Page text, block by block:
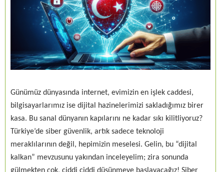
Günümüz dünyasında internet, evimizin en işlek caddesi,
bilgisayarlarımız ise dijital hazinelerimizi sakladığımız birer
kasa. Bu sanal dünyanın kapılarını ne kadar sıkı kilitliyoruz?
Türkiye’de siber güvenlik, artık sadece teknoloji
meraklılarının değil, hepimizin meselesi. Gelin, bu “dijital
kalkan” mevzusunu yakından inceleyelim; zira sonunda